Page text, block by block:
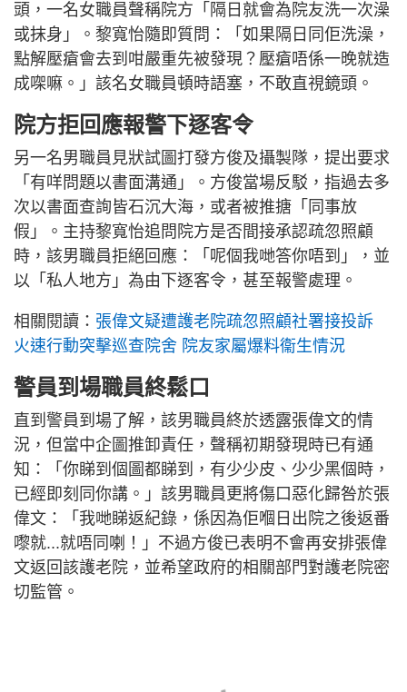
頭，一名女職員聲稱院方「隔日就會為院友洗一次澡
或抹身」。黎寬怡隨即質問：「如果隔日同佢洗澡，
點解壓瘡會去到咁嚴重先被發現？壓瘡唔係一晚就造
成㗎嘛。」該名女職員頓時語塞，不敢直視鏡頭。
院方拒回應報警下逐客令
另一名男職員見狀試圖打發方俊及攝製隊，提出要求
「有咩問題以書面溝通」。方俊當場反駁，指過去多
次以書面查詢皆石沉大海，或者被推搪「同事放
假」。主持黎寬怡追問院方是否間接承認疏忽照顧
時，該男職員拒絕回應：「呢個我哋答你唔到」，並
以「私人地方」為由下逐客令，甚至報警處理。
相關閱讀： 張偉文疑遭護老院疏忽照顧社署接投訴
火速行動突擊巡查院舍 院友家屬爆料衞生情況
警員到場職員終鬆口
直到警員到場了解，該男職員終於透露張偉文的情
況，但當中企圖推卸責任，聲稱初期發現時已有通
知：「你睇到個圖都睇到，有少少皮、少少黑個時，
已經即刻同你講。」該男職員更將傷口惡化歸咎於張
偉文：「我哋睇返紀錄，係因為佢嗰日出院之後返番
嚟就...就唔同喇！」不過方俊已表明不會再安排張偉
文返回該護老院，並希望政府的相關部門對護老院密
切監管。